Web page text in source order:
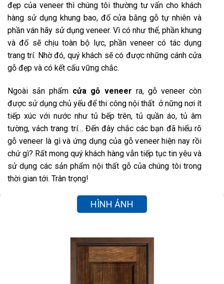
đẹp của veneer thì chúng tôi thường tư vấn cho khách
hàng sử dụng khung bao, đố cửa bằng gỗ tự nhiên và
phần ván hãy sử dụng veneer. Vì có như thế, phần khung
và đố sẽ chịu toàn bộ lực, phần veneer có tác dụng
trang trí. Nhờ đó, quý khách sẽ có được những cánh cửa
gỗ đẹp và có kết cấu vững chắc.
Ngoài sản phẩm cửa gỗ veneer ra, gỗ veneer còn
được sử dụng chủ yếu để thi công nội thất ở nững nơi ít
tiếp xúc với nước như tủ bếp trên, tủ quần áo, tủ âm
tường, vách trang trí… Đến đây chắc các bạn đã hiểu rõ
gỗ veneer là gì và ứng dụng của gỗ veneer hiện nay rồi
chứ gì? Rất mong quý khách hàng vẫn tiếp tục tin yêu và
sử dụng các sản phẩm nội thất gỗ của chúng tôi trong
thời gian tới. Trân trọng!
HÌNH ẢNH